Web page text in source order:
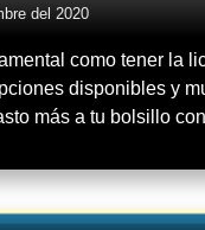
del 2020
como tener la
disponibles y
más a tu bolsillo